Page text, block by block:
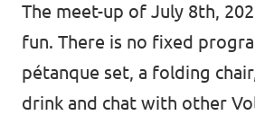
The meet-up of July 8th,
fun. There is no fixed
pétanque set, a folding
drink and chat with other